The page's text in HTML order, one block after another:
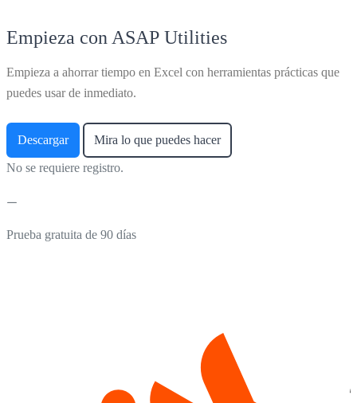
Empieza con ASAP Utilities
Empieza a ahorrar tiempo en Excel con herramientas prácticas que
puedes usar de inmediato.
Descargar Mira lo que puedes hacer
No se requiere registro.
Prueba gratuita de 90 días